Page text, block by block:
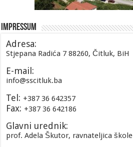
Impressum
Adresa:
Stjepana Radića 7 88260, Čitluk, BiH
E-mail:
info@sscitluk.ba
Tel: +387 36 642357
Fax: +387 36 642186
Glavni urednik:
prof. Adela Škutor, ravnateljica škole